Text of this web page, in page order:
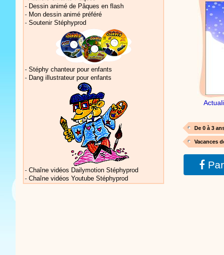
Vidéos
Vidéos
De 0 à 3
Vacances
- Dessin animé de Pâques en flash
- Mon dessin animé préféré
- Soutenir Stéphyprod
- Stéphy chanteur pour enfants
- Dang illustrateur pour enfants
- Chaîne vidéos Dailymotion Stéphyprod
- Chaîne vidéos Youtube Stéphyprod